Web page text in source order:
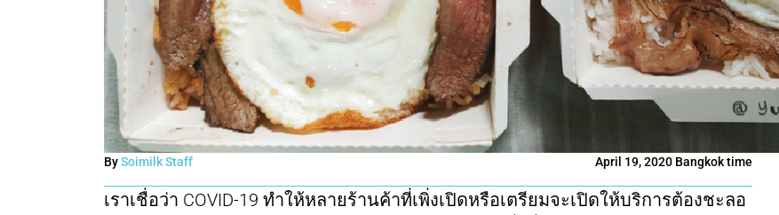
BySoimilk Staff April 19, 2020 Bangkok time
เราเชื่อว่า COVID-19 ทำให้หลายร้านค้าที่เพิ่งเปิดหรือเตรียมจะเปิดให้บริการต้องชะลอ